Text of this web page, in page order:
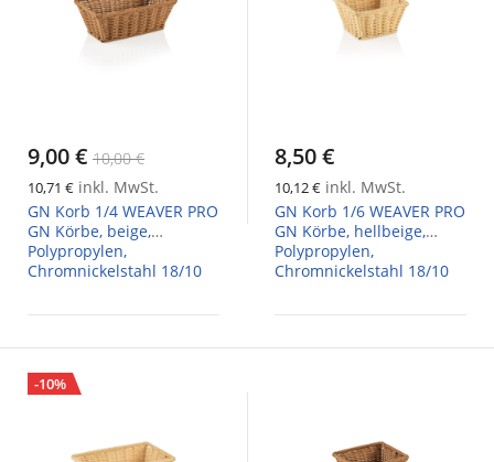
9,00 € 10,00 €
10,71 € inkl. MwSt.
GN Korb 1/4 WEAVER PRO
GN Körbe, beige,
Polypropylen,
Chromnickelstahl 18/10
8,50 €
10,12 € inkl. MwSt.
GN Korb 1/6 WEAVER PRO
GN Körbe, hellbeige,
Polypropylen,
Chromnickelstahl 18/10
-10%